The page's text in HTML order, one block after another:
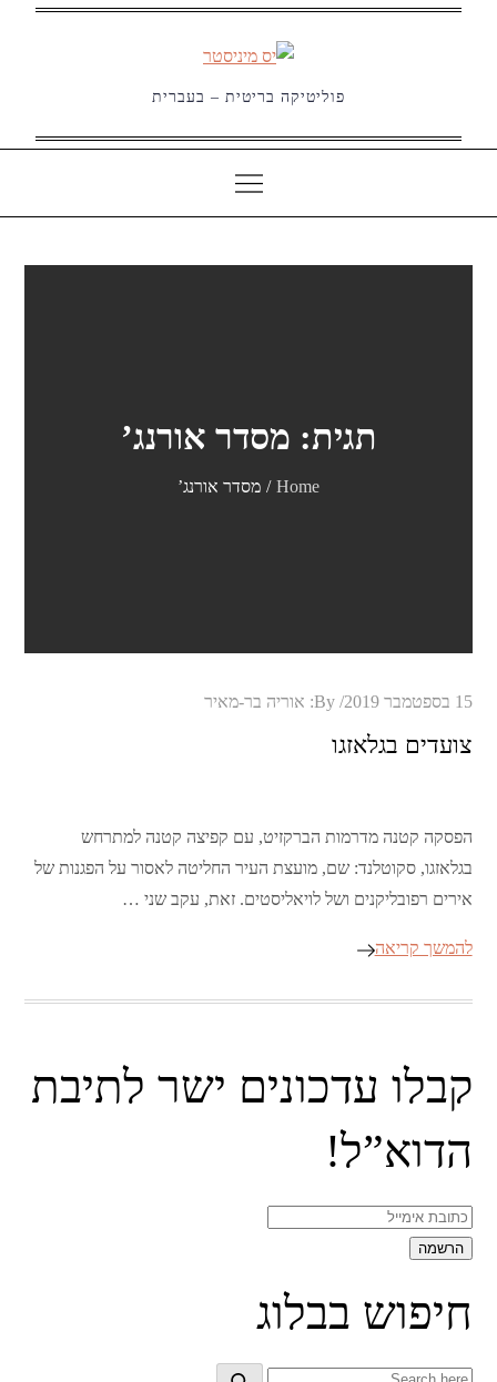
פוליטיקה בריטית – בעברית
תגית: מסדר אורנג’
Home מסדר אורנג’
Posted
15 בספטמבר 2019 By: אוריה בר-מאיר
צועדים בגלאזגו
הפסקה קטנה מדרמות הברקזיט, עם קפיצה קטנה למתרחש
בגלאזגו, סקוטלנד: שם, מועצת העיר החליטה לאסור על הפגנות של
אירים רפובליקנים ושל לויאליסטים. זאת, עקב שני …
להמשך קריאה
קבלו עדכונים ישר לתיבת
הדוא”ל!
חיפוש בבלוג
Search
Search